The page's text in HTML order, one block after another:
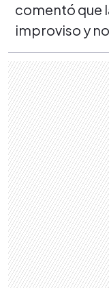
comentó que
improviso y